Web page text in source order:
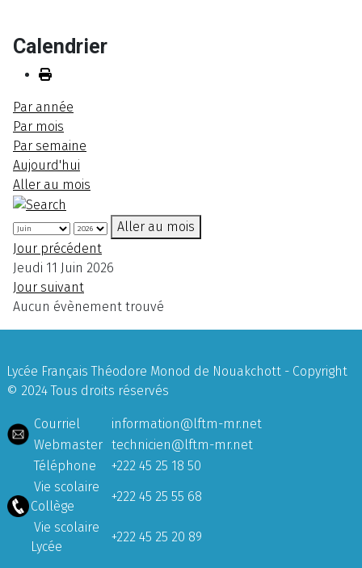
Calendrier
Par année
Par mois
Par semaine
Aujourd'hui
Aller au mois
Aller au mois
Jour précédent
Jeudi 11 Juin 2026
Jour suivant
Aucun évènement trouvé
Lycée Français Théodore Monod de Nouakchott - Copyright
© 2024 Tous droits réservés
Courriel
information@lftm-mr.net
Webmaster technicien@lftm-mr.net
Téléphone
+222 45 25 18 50
Vie scolaire
Collège
+222 45 25 55 68
Vie scolaire
Lycée
+222 45 25 20 89